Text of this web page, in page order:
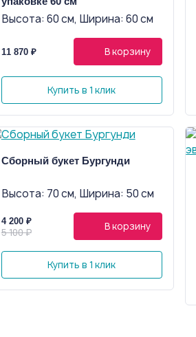
Высота: 60 см, Ширина: 60 см
11 870 ₽ В корзину
Купить в 1 клик
Сборный букет Бургунди
Высота: 70 см, Ширина: 50 см
4 200 ₽
5 100 ₽ В корзину
Купить в 1 клик